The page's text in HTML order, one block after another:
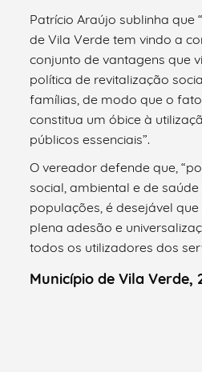
Patrício Araújo sublinha que
de Vila Verde tem vindo a
conjunto de vantagens que
política de revitalização
famílias, de modo que o
constitua um óbice à
públicos essenciais”.
O vereador defende que,
social, ambiental e de
populações, é desejável
plena adesão e
todos os utilizadores dos
Município de Vila Verde,